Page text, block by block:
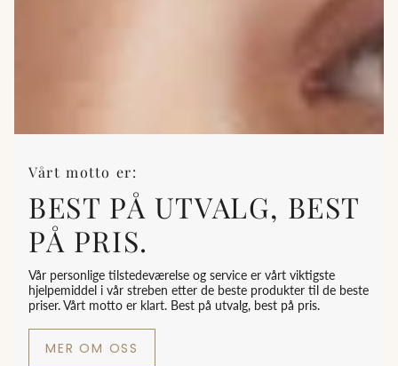
Vårt motto er:
BEST PÅ UTVALG, BEST
PÅ PRIS.
Vår personlige tilstedeværelse og service er vårt viktigste
hjelpemiddel i vår streben etter de beste produkter til de beste
priser. Vårt motto er klart. Best på utvalg, best på pris.
MER OM OSS